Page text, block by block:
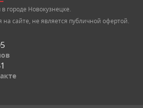
городе Новокузнецке.
сайте, не является публичной офертой.